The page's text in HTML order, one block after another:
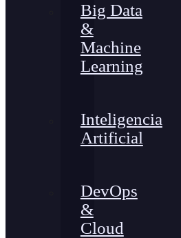
Big Data
&
Machine
Learning
Inteligencia
Artificial
DevOps
&
Cloud